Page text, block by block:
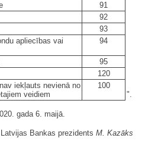
91
92
93
apliecības vai
94
95
120
iekļauts nevienā no
veidiem
100
".
gada 6. maijā.
Latvijas Bankas prezidents M. Kazāks